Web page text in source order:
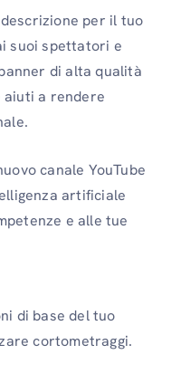
per il tuo
suoi spettatori e
di alta qualità
aiuti a rendere
canale YouTube
artificiale
e alle tue
di base del tuo
cortometraggi.